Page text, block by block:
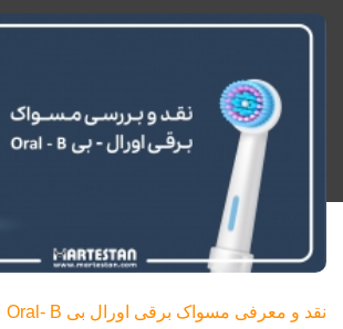
نقد و معرفی مسواک برقی اورال بی Oral- B